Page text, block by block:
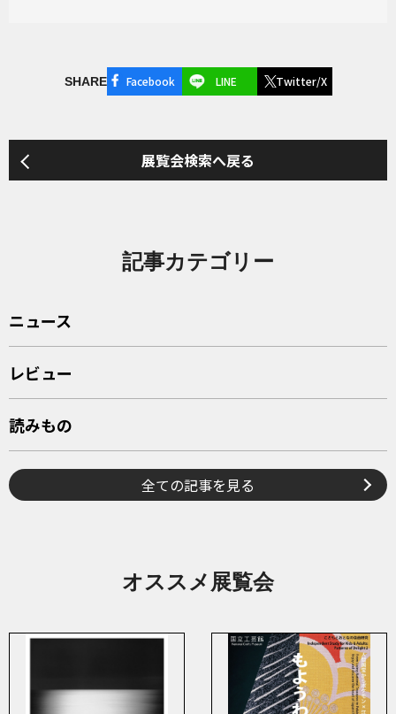
SHARE Facebook LINE Twitter/X
展覧会検索へ戻る
記事カテゴリー
ニュース
レビュー
読みもの
全ての記事を見る
オススメ展覧会